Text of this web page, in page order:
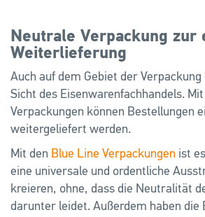
Neutrale Verpackung zur
Weiterlieferung
Auch auf dem Gebiet der
Sicht des Eisenwarenfachhandels.
Verpackungen können Bestellungen
weitergeliefert werden.
Mit den Blue Line Verpackungen ist
eine universale und ordentliche
kreieren, ohne, dass die Neutralität
darunter leidet. Außerdem haben die